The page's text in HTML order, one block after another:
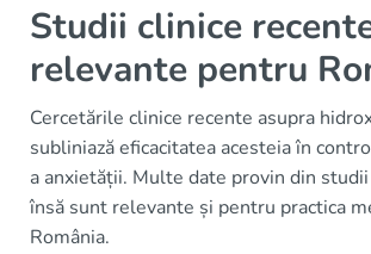
Studii clinice
relevante pentru
Cercetările clinice recente asupra
subliniază eficacitatea acesteia în
a anxietății. Multe date provin din
însă sunt relevante și pentru practica
România.